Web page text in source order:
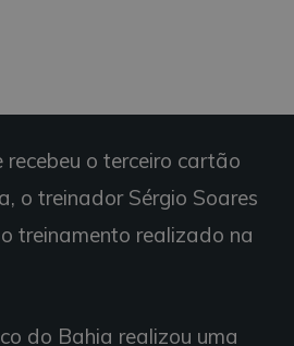
o terceiro cartão
o treinador Sérgio Soares
treinamento realizado na
do Bahia realizou uma